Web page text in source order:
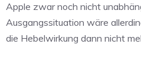
Apple zwar noch nicht
Ausgangssituation wäre
die Hebelwirkung dann nicht